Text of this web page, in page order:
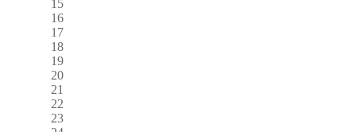
15
16
17
18
19
20
21
22
23